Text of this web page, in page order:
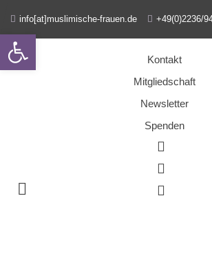
info[at]muslimische-frauen.de +49(0)2236/
Kontakt
Mitgliedschaft
Newsletter
Spenden
Open toolbar